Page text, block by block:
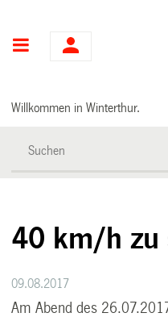
Hauptnavigation
Willkommen in Winterthur.
40 km/h zu
09.08.2017
Am Abend des